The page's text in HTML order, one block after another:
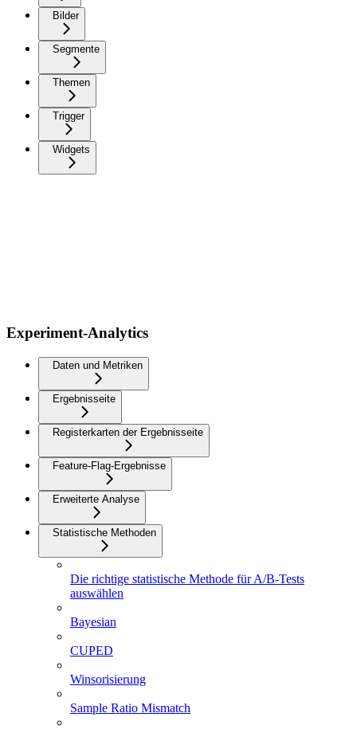
Bilder
Segmente
Themen
Trigger
Widgets
Experiment-Analytics
Daten und Metriken
Ergebnisseite
Registerkarten der Ergebnisseite
Feature-Flag-Ergebnisse
Erweiterte Analyse
Statistische Methoden
Die richtige statistische Methode für A/B-Tests
auswählen
Bayesian
CUPED
Winsorisierung
Sample Ratio Mismatch